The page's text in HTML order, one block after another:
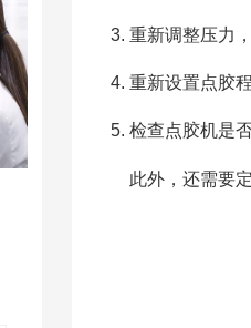
重新调整压力
重新设置点胶
检查点胶机是
此外，还需要